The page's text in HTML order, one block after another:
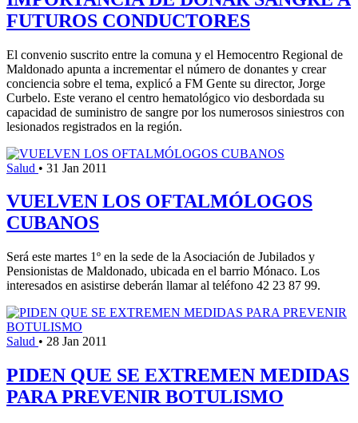
FUTUROS CONDUCTORES
El convenio suscrito entre la comuna y el Hemocentro Regional de
Maldonado apunta a incrementar el número de donantes y crear
conciencia sobre el tema, explicó a FM Gente su director, Jorge
Curbelo. Este verano el centro hematológico vio desbordada su
capacidad de suministro de sangre por los numerosos siniestros con
lesionados registrados en la región.
Salud • 31 Jan 2011
VUELVEN LOS OFTALMÓLOGOS
CUBANOS
Será este martes 1º en la sede de la Asociación de Jubilados y
Pensionistas de Maldonado, ubicada en el barrio Mónaco. Los
interesados en asistirse deberán llamar al teléfono 42 23 87 99.
Salud • 28 Jan 2011
PIDEN QUE SE EXTREMEN MEDIDAS
PARA PREVENIR BOTULISMO